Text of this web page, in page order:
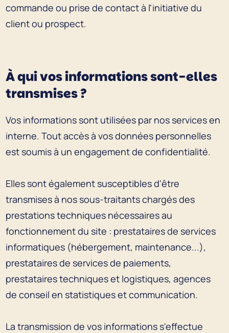
commande ou prise de contact à l'initiative du
client ou prospect.
À qui vos informations sont-elles
transmises ?
Vos informations sont utilisées par nos services en
interne. Tout accès à vos données personnelles
est soumis à un engagement de confidentialité.
Elles sont également susceptibles d'être
transmises à nos sous-traitants chargés des
prestations techniques nécessaires au
fonctionnement du site : prestataires de services
informatiques (hébergement, maintenance...),
prestataires de services de paiements,
prestataires techniques et logistiques, agences
de conseil en statistiques et communication.
La transmission de vos informations s'effectue